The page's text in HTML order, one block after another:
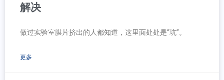
解决
做过实验室膜片挤出的人都知道，这里面处处是“坑”。
更多